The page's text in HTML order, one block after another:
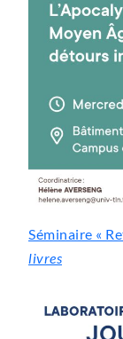
Séminaire «
livres